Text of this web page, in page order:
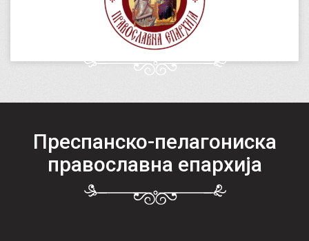
Преспанско-пелагониска
православна епархија